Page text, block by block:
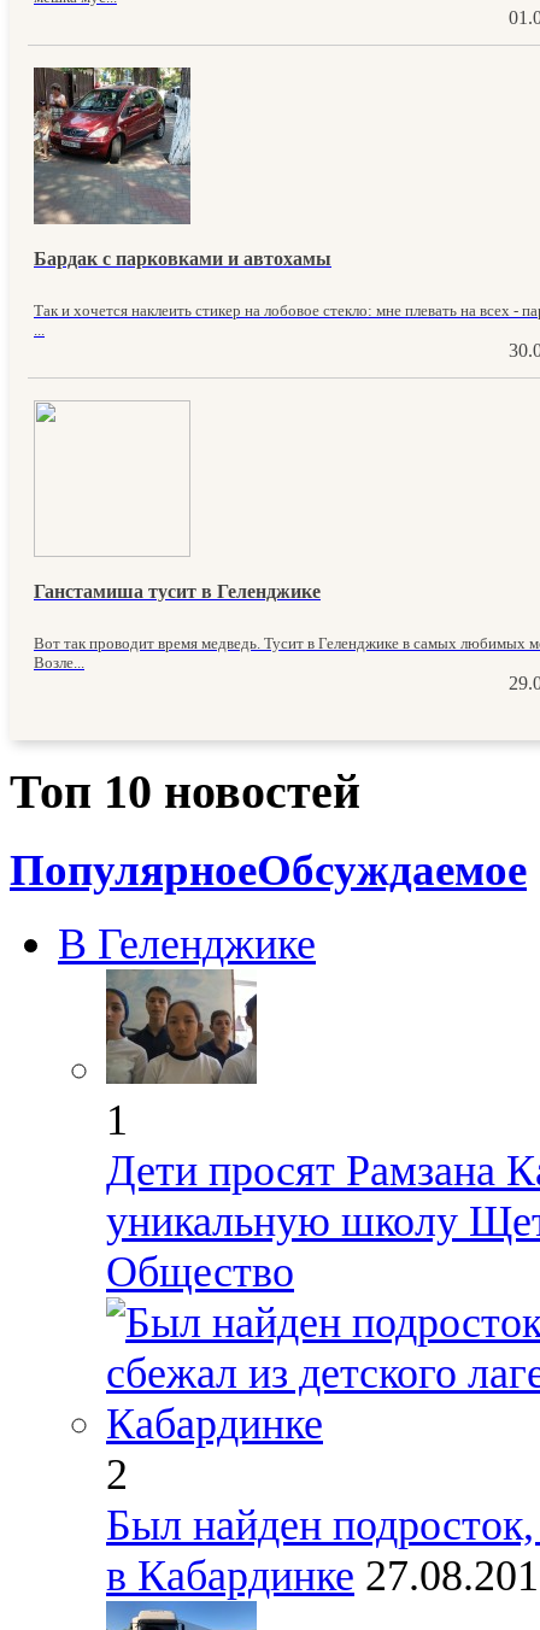
Бардак с парковками и автохамы
Так и хочется наклеить стикер на лобовое стекло: мне плевать на всех -
...
Ганстамиша тусит в Геленджике
Вот так проводит время медведь. Тусит в Геленджике в самых любимых
Возле...
Топ 10 новостей
ПопулярноеОбсуждаемое
В Геленджике
1
Дети просят Рамзана
уникальную школу
Общество
2
Был найден
в Кабардинке